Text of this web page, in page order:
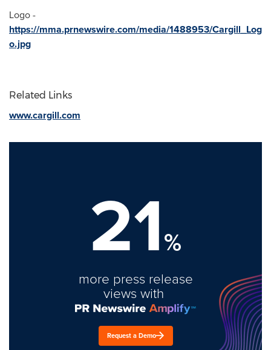
Logo -
https://mma.prnewswire.com/media/1488953/Cargill_Log
o.jpg
Related Links
www.cargill.com
21%
more press release
views with
Request a Demo